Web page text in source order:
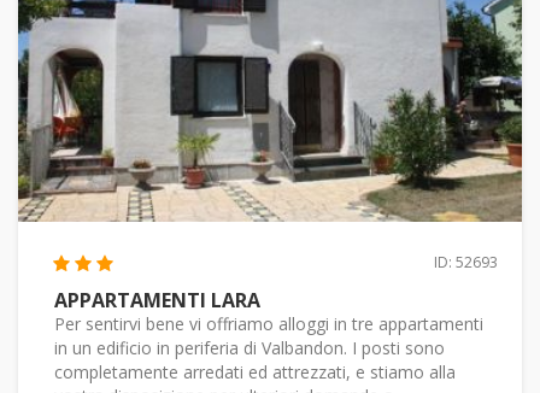
ID: 52693
APPARTAMENTI LARA
Per sentirvi bene vi offriamo alloggi in tre appartamenti
in un edificio in periferia di Valbandon. I posti sono
completamente arredati ed attrezzati, e stiamo alla